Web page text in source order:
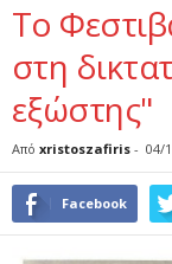
Το
στη
εξώστης"
Από xristoszafiris - 04/
Facebook